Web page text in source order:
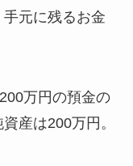
元に残るお金
万円の預金の
産は200万円。